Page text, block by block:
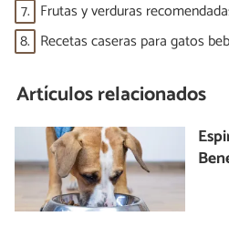
7. Frutas y verduras
8. Recetas caseras para gatos
Artículos relacionados